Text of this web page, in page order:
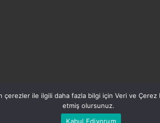
catering.com.
ANTALYA CATERING YEMEK FİYATI
çerezler ile ilgili daha fazla bilgi için Veri ve
etmiş olursunuz.
Kabul Ediyorum